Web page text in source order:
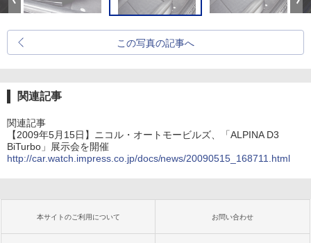
この写真の記事へ
関連記事
関連記事
【2009年5月15日】ニコル・オートモービルズ、「ALPINA D3
BiTurbo」展示会を開催
http://car.watch.impress.co.jp/docs/news/20090515_168711.html
本サイトのご利用について お問い合わせ